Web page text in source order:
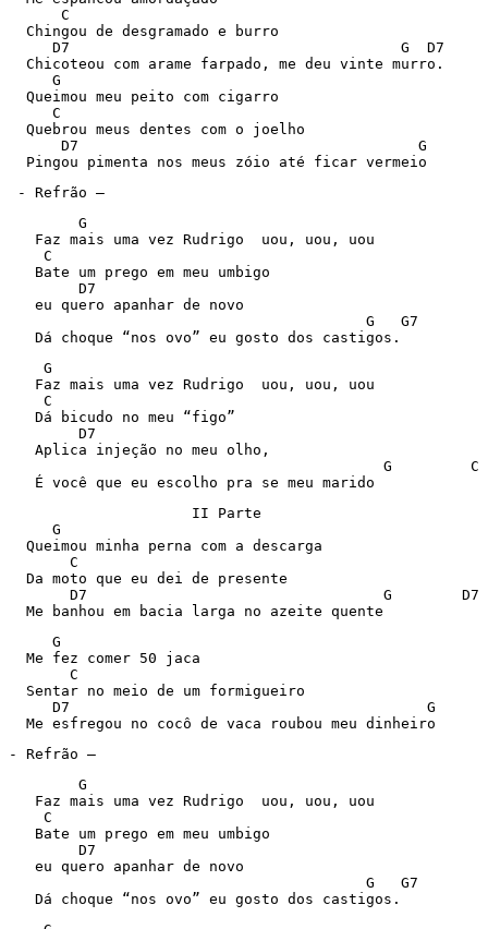
      C
  Chingou de desgramado e burro
     D7                                      G  D7
  Chicoteou com arame farpado, me deu vinte murro.
     G
  Queimou meu peito com cigarro
     C
  Quebrou meus dentes com o joelho
D7                                       G
  Pingou pimenta nos meus zóio até ficar vermeio
- Refrão –
        G
   Faz mais uma vez Rudrigo  uou, uou, uou
    C
   Bate um prego em meu umbigo
        D7
   eu quero apanhar de novo
                                         G   G7
   Dá choque “nos ovo” eu gosto dos castigos.
    G
   Faz mais uma vez Rudrigo  uou, uou, uou
    C
   Dá bicudo no meu “figo”
        D7
   Aplica injeção no meu olho,
G
   É você que eu escolho pra se meu marido
                     II Parte
     G
  Queimou minha perna com a descarga
       C
  Da moto que eu dei de presente
       D7                                  G        D7
  Me banhou em bacia larga no azeite quente
     G
  Me fez comer 50 jaca
       C
  Sentar no meio de um formigueiro
D7                                         G
  Me esfregou no cocô de vaca roubou meu dinheiro
- Refrão –
        G
   Faz mais uma vez Rudrigo  uou, uou, uou
    C
   Bate um prego em meu umbigo
        D7
   eu quero apanhar de novo
                                         G   G7
   Dá choque “nos ovo” eu gosto dos castigos.